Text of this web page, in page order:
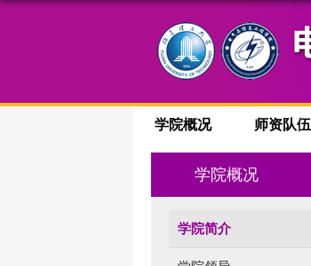
学院概况 师资队伍
学院概况
学院简介